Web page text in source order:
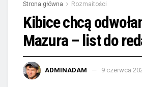
Strona główna Rozmaitości
Kibice chcą
Mazura – list do
ADMINADAM 9 czerwca